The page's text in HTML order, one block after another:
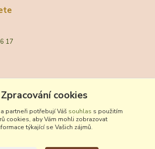
17
Vinobal
265
Zpracování cookies
partneři potřebují Váš souhlas s použitím
cookies, aby Vám mohli zobrazovat
týkající se Vašich zájmů.